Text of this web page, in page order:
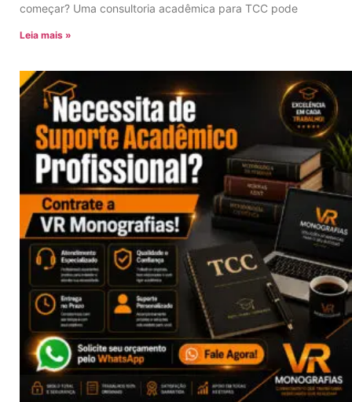
começar? Uma consultoria acadêmica para TCC pode
Leia mais »